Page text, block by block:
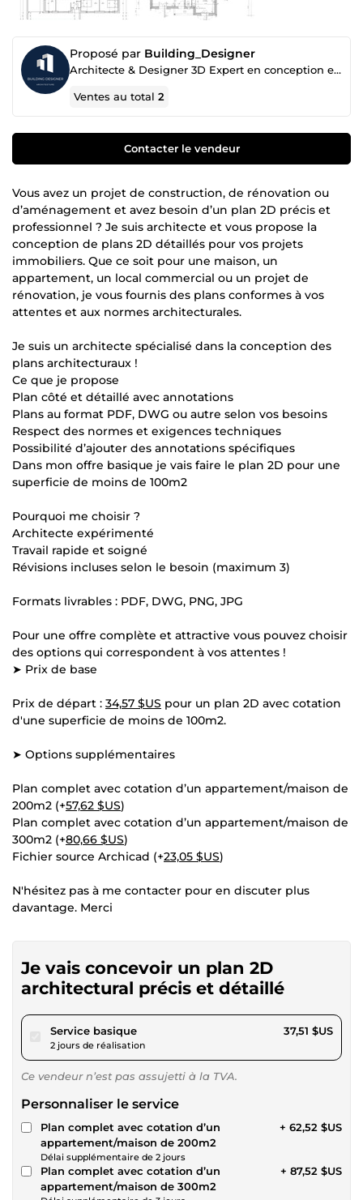
Proposé par Building_Designer
Architecte & Designer 3D Expert en conception et visualisation
Ventes au total2
Contacter le vendeur
Vous avez un projet de construction, de rénovation ou
d’aménagement et avez besoin d’un plan 2D précis et
professionnel ? Je suis architecte et vous propose la
conception de plans 2D détaillés pour vos projets
immobiliers. Que ce soit pour une maison, un
appartement, un local commercial ou un projet de
rénovation, je vous fournis des plans conformes à vos
attentes et aux normes architecturales.
Je suis un architecte spécialisé dans la conception des
plans architecturaux !
Ce que je propose
Plan côté et détaillé avec annotations
Plans au format PDF, DWG ou autre selon vos besoins
Respect des normes et exigences techniques
Possibilité d’ajouter des annotations spécifiques
Dans mon offre basique je vais faire le plan 2D pour une
superficie de moins de 100m2
Pourquoi me choisir ?
Architecte expérimenté
Travail rapide et soigné
Révisions incluses selon le besoin (maximum 3)
Formats livrables : PDF, DWG, PNG, JPG
Pour une offre complète et attractive vous pouvez choisir
des options qui correspondent à vos attentes !
➤ Prix de base
Prix de départ : 34,57 $US pour un plan 2D avec cotation
d'une superficie de moins de 100m2.
➤ Options supplémentaires
Plan complet avec cotation d’un appartement/maison de
200m2 (+57,62 $US)
Plan complet avec cotation d’un appartement/maison de
300m2 (+80,66 $US)
Fichier source Archicad (+23,05 $US)
N'hésitez pas à me contacter pour en discuter plus
davantage. Merci
Je vais concevoir un plan 2D
architectural précis et détaillé
Service basiquepour 34,57 $US
2 jours de réalisation
37,51 $US
Ce vendeur n’est pas assujetti à la TVA.
Personnaliser le service
Plan complet avec cotation d’un
appartement/maison de 200m2
Délai supplémentaire de 2 jours
+ 62,52 $US
Plan complet avec cotation d’un
appartement/maison de 300m2
+ 87,52 $US